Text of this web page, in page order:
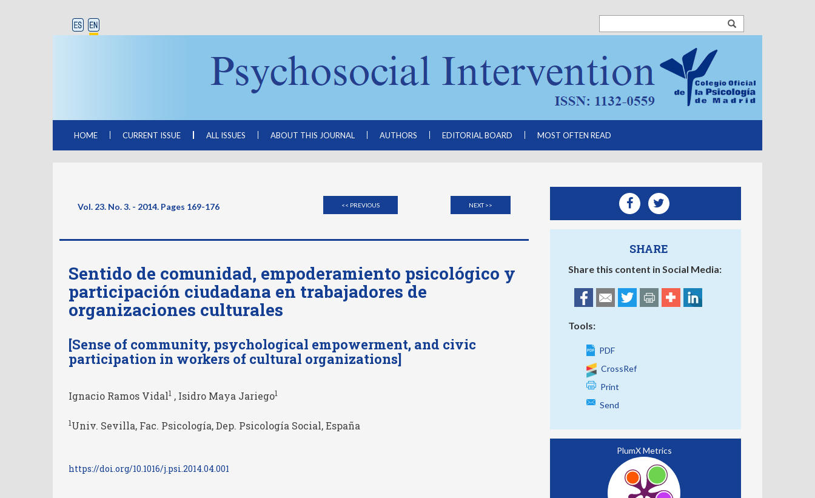
HOME CURRENT ISSUE ALL ISSUES ABOUT THIS JOURNAL AUTHORS EDITORIAL BOARD MOST OFTEN READ
Vol. 23. No. 3. - 2014. Pages 169-176 << PREVIOUS NEXT >>
Sentido de comunidad, empoderamiento psicológico y
participación ciudadana en trabajadores de
organizaciones culturales
[Sense of community, psychological empowerment, and civic
participation in workers of cultural organizations]
Ignacio Ramos Vidal1 , Isidro Maya Jariego1
1Univ. Sevilla, Fac. Psicología, Dep. Psicología Social, España
https://doi.org/10.1016/j.psi.2014.04.001
SHARE
Share this content in Social Media:
Tools:
PDF
CrossRef
Print
Send
PlumX Metrics